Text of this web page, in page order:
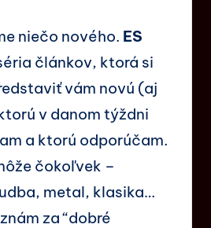
niečo nového. ES
článkov, ktorá si
vám novú (aj
v danom týždni
a ktorú odporúčam.
čokoľvek –
metal, klasika…
za “dobré